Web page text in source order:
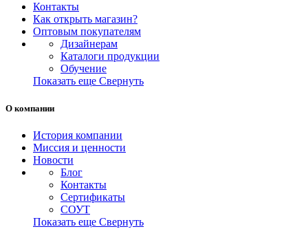
Контакты
Как открыть магазин?
Оптовым покупателям
Дизайнерам
Каталоги продукции
Обучение
Показать еще Свернуть
О компании
История компании
Миссия и ценности
Новости
Блог
Контакты
Сертификаты
СОУТ
Показать еще Свернуть